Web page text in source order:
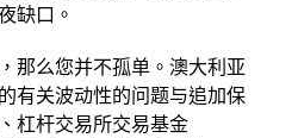
缺口。
那么您并不孤单。澳大利亚
有关波动性的问题与追加保
杠杆交易所交易基金